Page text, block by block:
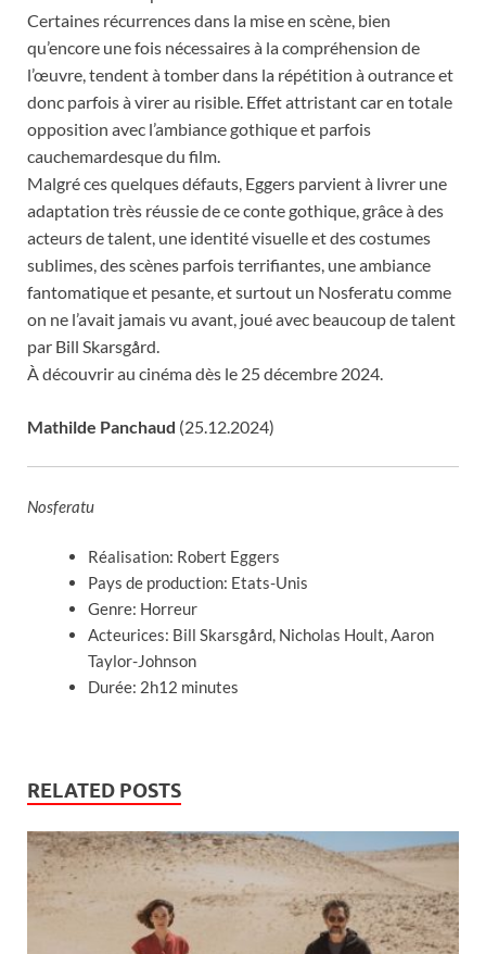
Certaines récurrences dans la mise en scène, bien
qu’encore une fois nécessaires à la compréhension de
l’œuvre, tendent à tomber dans la répétition à outrance et
donc parfois à virer au risible. Effet attristant car en totale
opposition avec l’ambiance gothique et parfois
cauchemardesque du film.
Malgré ces quelques défauts, Eggers parvient à livrer une
adaptation très réussie de ce conte gothique, grâce à des
acteurs de talent, une identité visuelle et des costumes
sublimes, des scènes parfois terrifiantes, une ambiance
fantomatique et pesante, et surtout un Nosferatu comme
on ne l’avait jamais vu avant, joué avec beaucoup de talent
par Bill Skarsgård.
À découvrir au cinéma dès le 25 décembre 2024.
Mathilde Panchaud (25.12.2024)
Nosferatu
Réalisation: Robert Eggers
Pays de production: Etats-Unis
Genre: Horreur
Acteurices: Bill Skarsgård, Nicholas Hoult, Aaron
Taylor-Johnson
Durée: 2h12 minutes
RELATED POSTS